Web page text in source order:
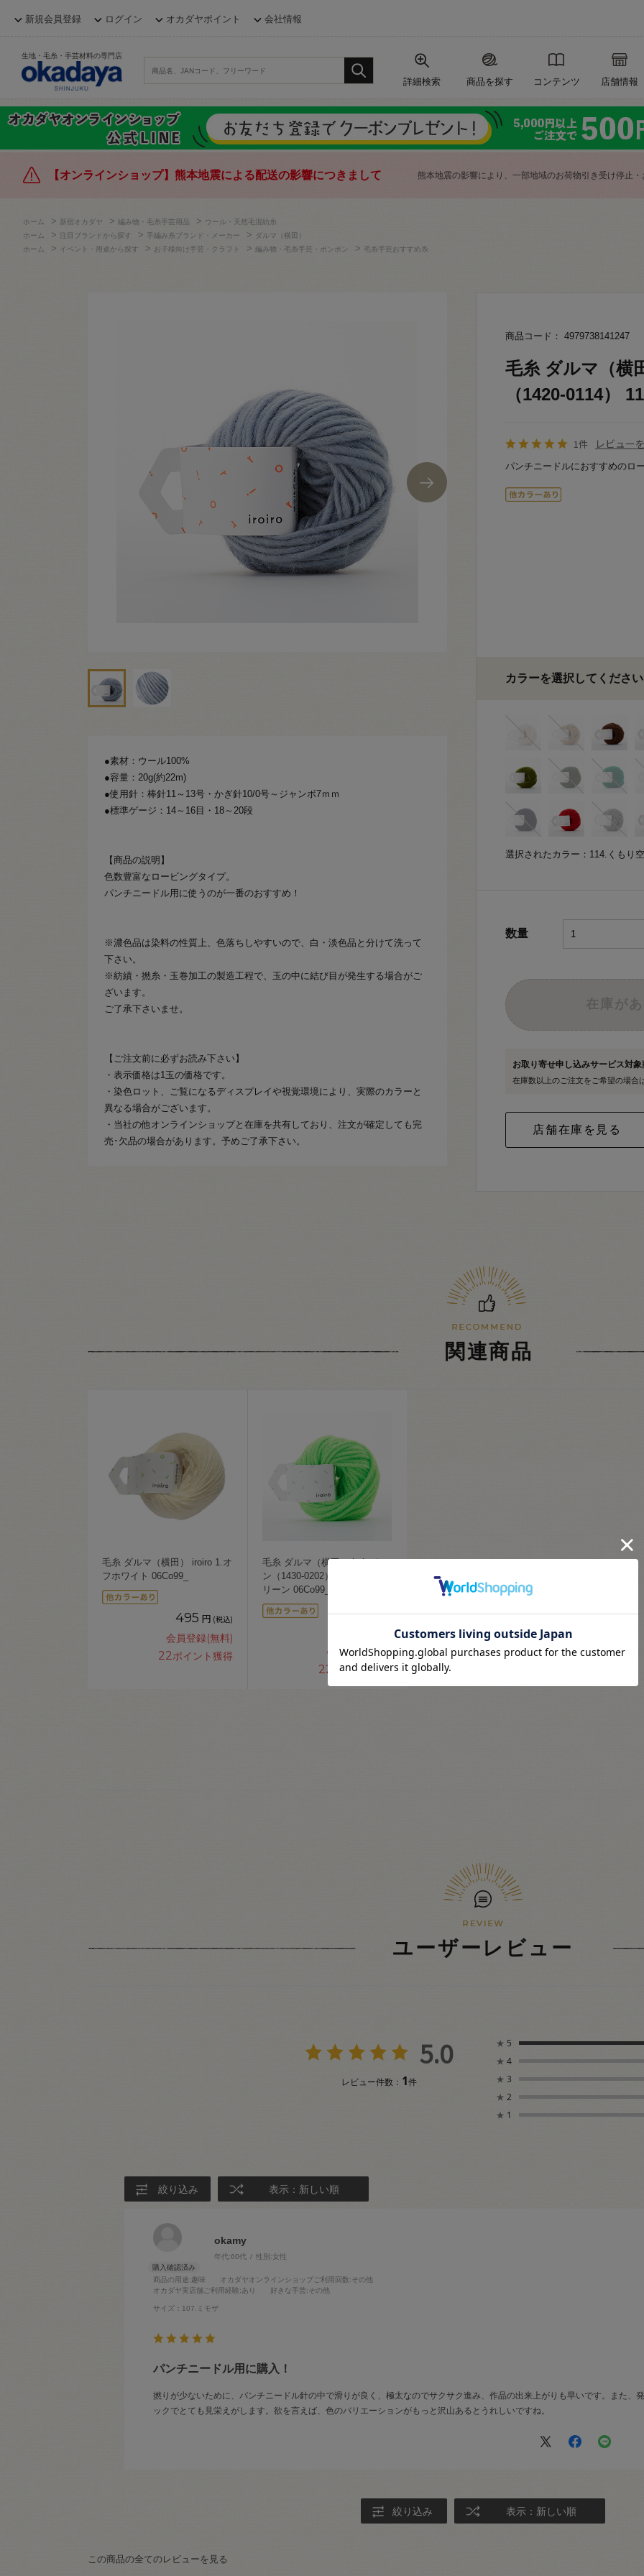
新規会員登録 ログイン オカダヤポイント 会社情報
生地・毛糸・手芸材料の専門店
詳細検索 商品を探す コンテンツ 店舗情報
【オンラインショップ】熊本地震による配送の影響につきまして 熊本地震の影響により、一部地域のお荷物引き受け停止
ホーム > 新宿オカダヤ > 編み物・毛糸手芸用品 > ウール・天然毛混紡糸
ホーム
> 注目ブランドから探す > 手編み糸ブランド・メーカー >
ダルマ（横田）
ホーム
> イベント・用途から探す > お子様向け手芸・クラフト > 編み物・毛糸手芸・ポンポン > 毛糸手芸おすすめ糸
●素材：ウール100%
●容量：20g(約22m)
●使用針：棒針11～13号・かぎ針10/0号～ジャンボ7ｍｍ
●標準ゲージ：14～16目・18～20段
【商品の説明】
色数豊富なロービングタイプ。
パンチニードル用に使うのが一番のおすすめ！
※濃色品は染料の性質上、色落ちしやすいので、白・淡色品と分けて洗って
下さい。
※紡績・撚糸・玉巻加工の製造工程で、玉の中に結び目が発生する場合がご
ざいます。
ご了承下さいませ。
【ご注文前に必ずお読み下さい】
・表示価格は1玉の価格です。
・染色ロット、ご覧になるディスプレイや視覚環境により、実際のカラーと
異なる場合がございます。
・当社の他オンラインショップと在庫を共有しており、注文が確定しても完
売･欠品の場合があります。予めご了承下さい。
商品コード： 4979738141247
毛糸 ダルマ（横
（1420-0114）
1件 レビュー
パンチニードルにおすすめのロ
カラーを選択してください
選択されたカラー：114.くもり空
数量
お取り寄せ申し込みサービス対
在庫数以上のご注文をご希望の場合
関連商品
毛糸 ダルマ（横田） iroiro 1.オ
フホワイト 06Co99_
495 円 (税込)
会員登録(無料)
22ポイント獲得
毛糸 ダルマ（横田） iroiroネオ
ン（1430-0202） 202.ネオング
リーン 06Co99_
会員登録(無料)
22 ポイント獲得
ユーザーレビュー
5.0
レビュー件数： 1件
★ 5
★ 4
★ 3
★ 2
★ 1
絞り込み 表示：新しい順
okamy
年代:60代 性別:女性
商品の用途:趣味 オカダヤオンラインショップご利用回数:その他
オカダヤ実店舗ご利用経験:あり 好きな手芸:その他
サイズ：107.ミモザ
パンチニードル用に購入！
撚りが少ないために、パンチニードル針の中で滑りが良く、極太なのでサクサク進み、作品の出来上がりも早いです。また、
ックでとても見栄えがします。欲を言えば、色のバリエーションがもっと沢山あるとうれしいですね。
絞り込み 表示：新しい順
この商品の全てのレビューを見る